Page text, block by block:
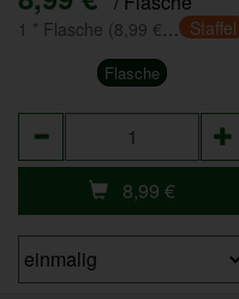
Staffel
Flasche
8,99 €